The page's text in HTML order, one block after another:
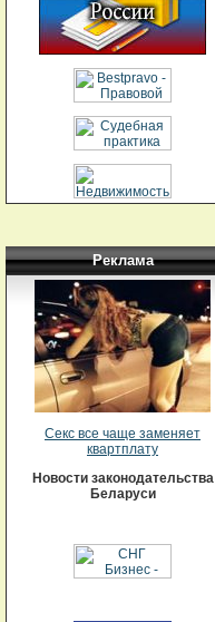
Реклама
Секс все чаще заменяет
квартплату
Новости законодательства
Беларуси